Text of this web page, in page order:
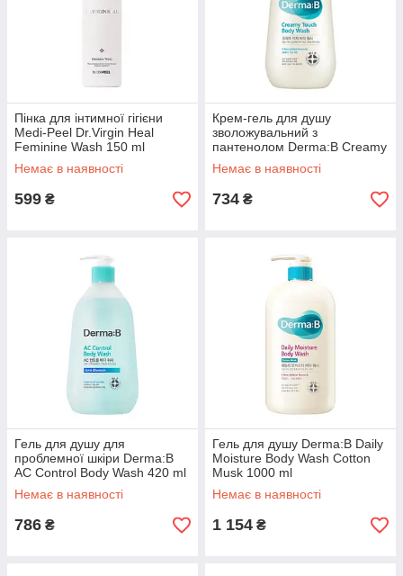
Пінка для інтимної гігієни
Medi-Peel Dr.Virgin Heal
Feminine Wash 150 ml
Немає в наявності
599 ₴
Крем-гель для душу
зволожувальний з
пантенолом Derma:B Creamy
Touch Body Wash 400 ml
Немає в наявності
734 ₴
Гель для душу для
проблемної шкіри Derma:B
AC Control Body Wash 420 ml
Немає в наявності
786 ₴
Гель для душу Derma:B Daily
Moisture Body Wash Cotton
Musk 1000 ml
Немає в наявності
1 154 ₴